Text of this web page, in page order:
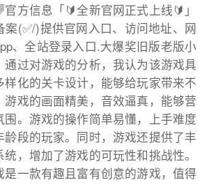
官方信息「🔰全新官网正式上线🔰」
案(✅/)提供官网入口、访问地址、网
、全站登录入口.大爆奖旧版老版小
过对游戏的分析，我认为该游戏具
样化的关卡设计，能够给玩家带来不
游戏的画面精美，音效逼真，能够营
。游戏的操作简单易懂，上手难度
段的玩家。同时，游戏还提供了丰
，增加了游戏的可玩性和挑战性。
是一款有趣且富有创意的游戏，值得